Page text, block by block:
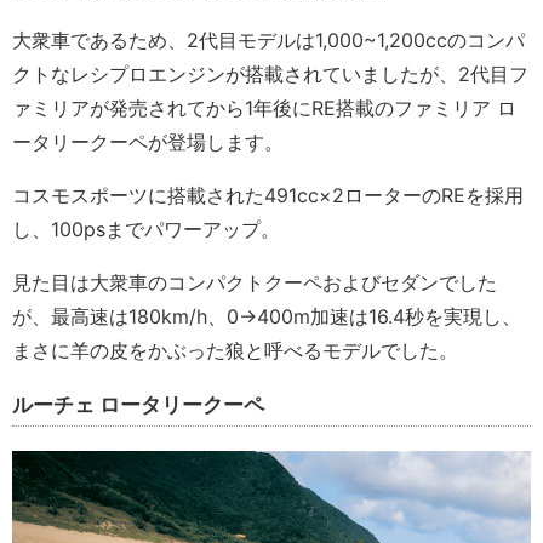
大衆車であるため、2代目モデルは1,000~1,200ccのコンパ
クトなレシプロエンジンが搭載されていましたが、2代目フ
ァミリアが発売されてから1年後にRE搭載のファミリア ロ
ータリークーペが登場します。
コスモスポーツに搭載された491cc×2ローターのREを採用
し、100psまでパワーアップ。
見た目は大衆車のコンパクトクーペおよびセダンでした
が、最高速は180km/h、0→400m加速は16.4秒を実現し、
まさに羊の皮をかぶった狼と呼べるモデルでした。
ルーチェ ロータリークーペ